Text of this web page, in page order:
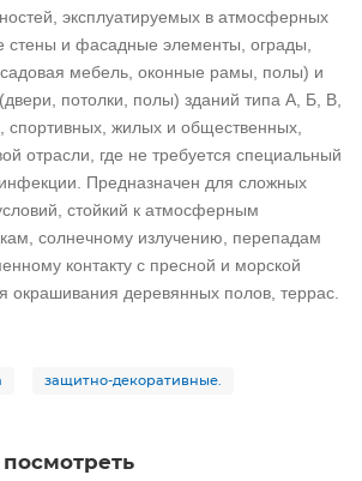
эксплуатируемых в атмосферных
стены и фасадные элементы, ограды,
мебель, оконные рамы, полы) и
потолки, полы) зданий типа А, Б, В,
спортивных, жилых и общественных,
отрасли, где не требуется специальный
Предназначен для сложных
стойкий к атмосферным
солнечному излучению, перепадам
контакту с пресной и морской
окрашивания деревянных полов, террас.
защитно-декоративные.